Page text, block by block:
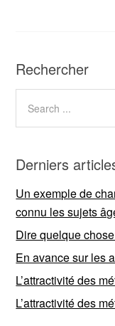
Rechercher
Derniers
Un exemple de
connu les sujets
Dire quelque
En avance sur les
L’attractivité des
L’attractivité des